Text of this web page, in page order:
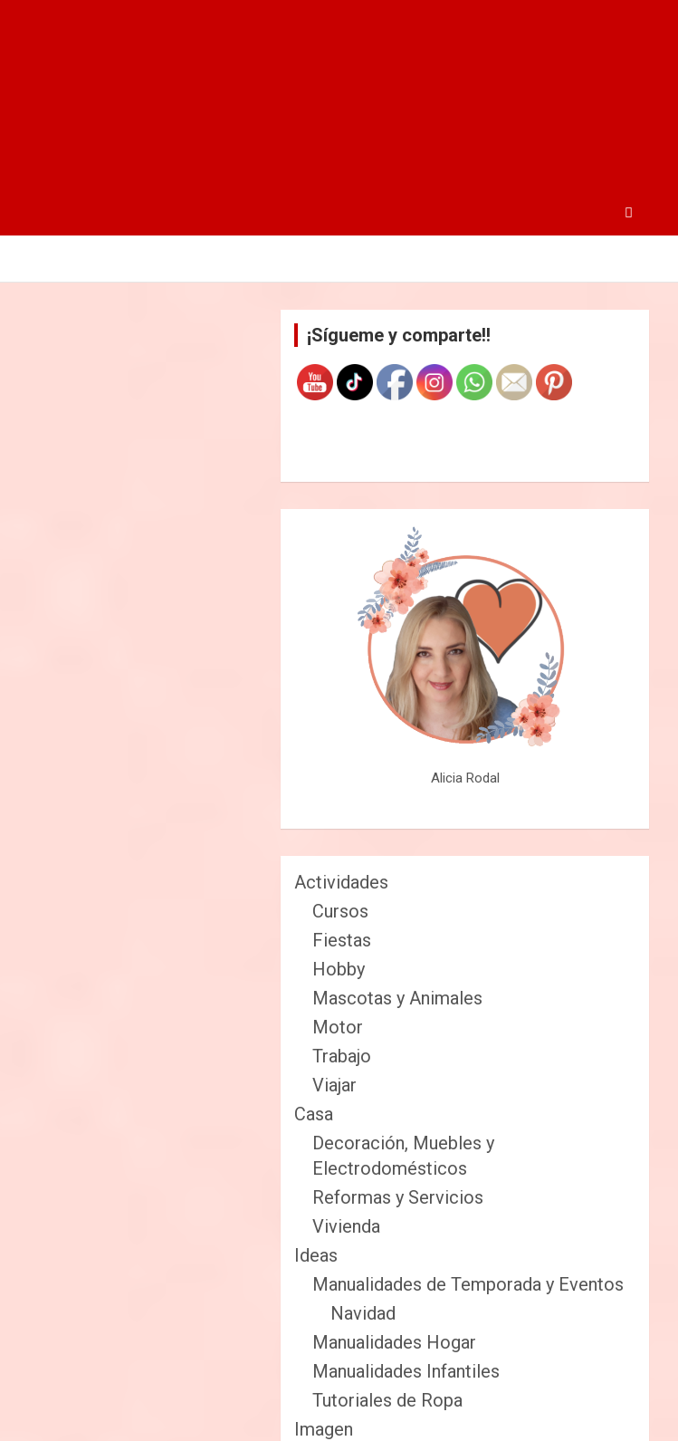
¡Sígueme y comparte!!
Alicia Rodal
Actividades
Cursos
Fiestas
Hobby
Mascotas y Animales
Motor
Trabajo
Viajar
Casa
Decoración, Muebles y
Electrodomésticos
Reformas y Servicios
Vivienda
Ideas
Manualidades de Temporada y Eventos
Navidad
Manualidades Hogar
Manualidades Infantiles
Tutoriales de Ropa
Imagen